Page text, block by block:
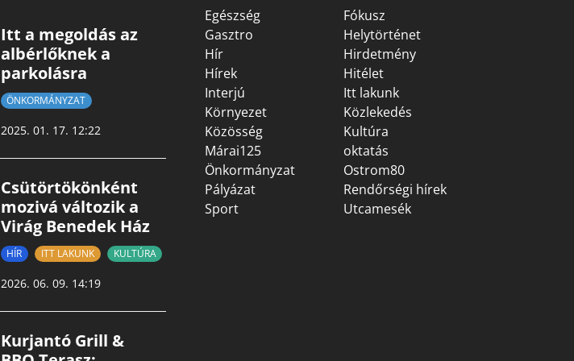
Itt a megoldás az
albérlőknek a
parkolásra
ÖNKORMÁNYZAT
2025. 01. 17. 12:22
Csütörtökönként
mozivá változik a
Virág Benedek Ház
HÍR ITT LAKUNK KULTÚRA
2026. 06. 09. 14:19
Kurjantó Grill &
Egészség
Fókusz
Gasztro
Helytörténet
Hír
Hirdetmény
Hírek
Hitélet
Interjú
Itt lakunk
Környezet
Közlekedés
Közösség
Kultúra
Márai125
oktatás
Önkormányzat
Ostrom80
Pályázat
Rendőrségi hírek
Sport
Utcamesék